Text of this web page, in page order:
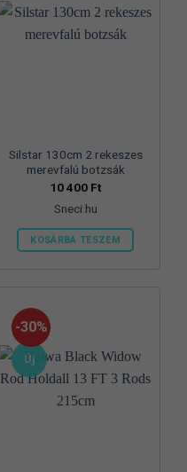
Silstar 130cm 2 rekeszes
merevfalú botzsák
10 400 Ft
Sneci.hu
KOSÁRBA TESZEM
-30%
Új